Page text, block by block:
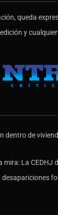
queda
y
dentro de
mira: La CEDHJ
desapariciones